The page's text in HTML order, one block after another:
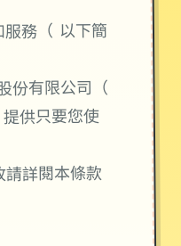
務（ 以下簡
份有限公司（
供只要您使
詳閱本條款